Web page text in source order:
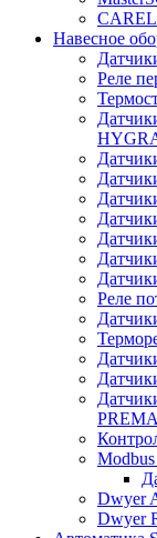
Навесное
Реле
Реле
Dwyer
Dwyer